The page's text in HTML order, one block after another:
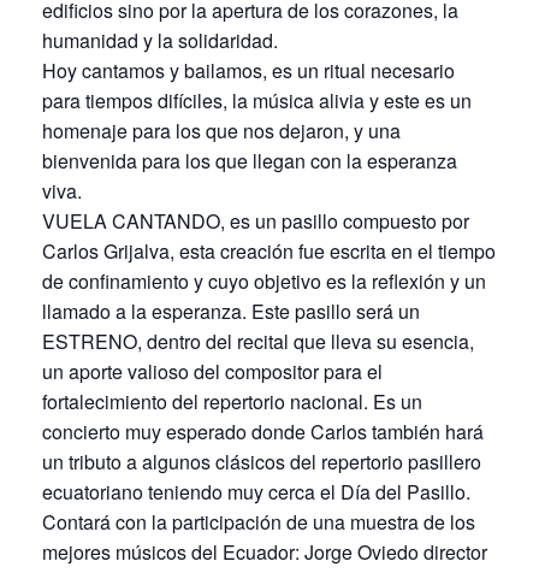
edificios sino por la apertura de los corazones, la
humanidad y la solidaridad.
Hoy cantamos y bailamos, es un ritual necesario
para tiempos difíciles, la música alivia y este es un
homenaje para los que nos dejaron, y una
bienvenida para los que llegan con la esperanza
viva.
VUELA CANTANDO, es un pasillo compuesto por
Carlos Grijalva, esta creación fue escrita en el tiempo
de confinamiento y cuyo objetivo es la reflexión y un
llamado a la esperanza. Este pasillo será un
ESTRENO, dentro del recital que lleva su esencia,
un aporte valioso del compositor para el
fortalecimiento del repertorio nacional. Es un
concierto muy esperado donde Carlos también hará
un tributo a algunos clásicos del repertorio pasillero
ecuatoriano teniendo muy cerca el Día del Pasillo.
Contará con la participación de una muestra de los
mejores músicos del Ecuador: Jorge Oviedo director